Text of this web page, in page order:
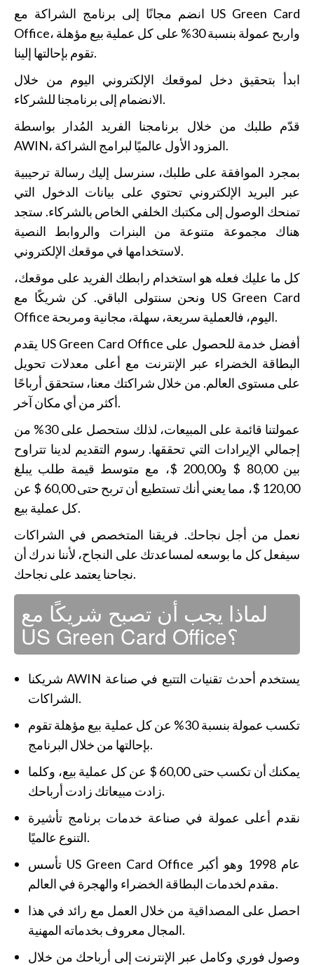
انضم مجانًا إلى برنامج الشراكة مع US Green Card
Office، واربح عمولة بنسبة 30% على كل عملية بيع مؤهلة
تقوم بإحالتها إلينا.
ابدأ بتحقيق دخل لموقعك الإلكتروني اليوم من خلال
الانضمام إلى برنامجنا للشركاء.
قدّم طلبك من خلال برنامجنا الفريد المُدار بواسطة
AWIN، المزود الأول عالميًا لبرامج الشراكة.
بمجرد الموافقة على طلبك، سنرسل إليك رسالة ترحيبية
عبر البريد الإلكتروني تحتوي على بيانات الدخول التي
تمنحك الوصول إلى مكتبك الخلفي الخاص بالشركاء. ستجد
هناك مجموعة متنوعة من البنرات والروابط النصية
لاستخدامها في موقعك الإلكتروني.
كل ما عليك فعله هو استخدام رابطك الفريد على موقعك،
ونحن سنتولى الباقي. كن شريكًا مع US Green Card
Office اليوم، فالعملية سريعة، سهلة، مجانية ومربحة.
يقدم US Green Card Office أفضل خدمة للحصول على
البطاقة الخضراء عبر الإنترنت مع أعلى معدلات تحويل
على مستوى العالم. من خلال شراكتك معنا، ستحقق أرباحًا
أكثر من أي مكان آخر.
عمولتنا قائمة على المبيعات، لذلك ستحصل على 30% من
إجمالي الإيرادات التي تحققها. رسوم التقديم لدينا تتراوح
بين 80,00 $ و200,00 $، مع متوسط قيمة طلب يبلغ
120,00 $، مما يعني أنك تستطيع أن تربح حتى 60,00 $ عن
كل عملية بيع.
نعمل من أجل نجاحك. فريقنا المتخصص في الشراكات
سيفعل كل ما بوسعه لمساعدتك على النجاح، لأننا ندرك أن
نجاحنا يعتمد على نجاحك.
لماذا يجب أن تصبح شريكًا مع
US Green Card Office؟
شريكنا AWIN يستخدم أحدث تقنيات التتبع في صناعة
الشراكات.
تكسب عمولة بنسبة 30% عن كل عملية بيع مؤهلة تقوم
بإحالتها من خلال البرنامج.
يمكنك أن تكسب حتى 60,00 $ عن كل عملية بيع، وكلما
زادت مبيعاتك زادت أرباحك.
نقدم أعلى عمولة في صناعة خدمات برنامج تأشيرة
التنوع عالميًا.
تأسس US Green Card Office عام 1998 وهو أكبر
مقدم لخدمات البطاقة الخضراء والهجرة في العالم.
احصل على المصداقية من خلال العمل مع رائد في هذا
المجال معروف بخدماته المهنية.
وصول فوري وكامل عبر الإنترنت إلى أرباحك من خلال